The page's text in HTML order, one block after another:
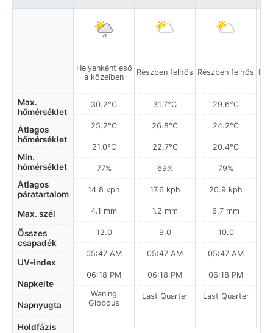
Max.
hőmérséklet
Átlagos
hőmérséklet
Min.
hőmérséklet
Átlagos
páratartalom
Max. szél
Összes
csapadék
UV-index
Napkelte
Napnyugta
Holdfázis
Helyenként eső
a közelben
30.2°C
25.2°C
21.0°C
77%
14.8 kph
4.1 mm
12.0
05:47 AM
06:18 PM
Waning
Gibbous
Részben felhős
31.7°C
26.8°C
22.7°C
69%
17.6 kph
1.2 mm
9.0
05:47 AM
06:18 PM
Last Quarter
Részben felhős
29.6°C
24.2°C
20.4°C
79%
20.9 kph
6.7 mm
10.0
05:47 AM
06:18 PM
Last Quarter